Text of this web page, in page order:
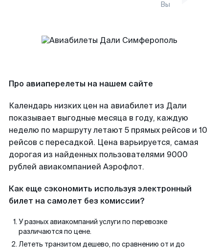
Вы
Про авиаперелеты на нашем сайте
Календарь низких цен на авиабилет из Дали
показывает выгодные месяца в году, каждую
неделю по маршруту летают 5 прямых рейсов и 10
рейсов с пересадкой. Цена варьируется, самая
дорогая из найденных пользователями 9000
рублей авиакомпанией Аэрофлот.
Как еще сэкономить используя электронный
билет на самолет без комиссии?
У разных авиакомпаний услуги по перевозке
различаются по цене.
Лететь транзитом дешево, по сравнению от и до